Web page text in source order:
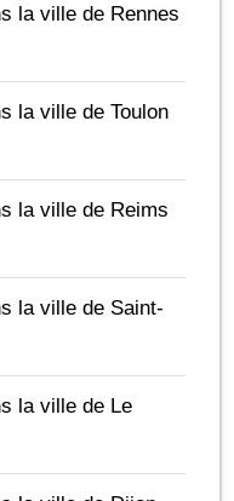
la ville de Rennes
la ville de Toulon
la ville de Reims
la ville de Saint-
la ville de Le